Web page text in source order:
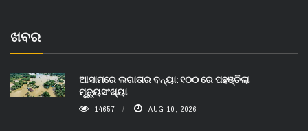
ଖବର
ଆସାମରେ ଲଗାତାର ବନ୍ୟା: ୧୦୦ ରେ ପହଞ୍ଚିଲା
ମୃତ୍ୟୁସଂଖ୍ୟା
14657 AUG 10, 2026